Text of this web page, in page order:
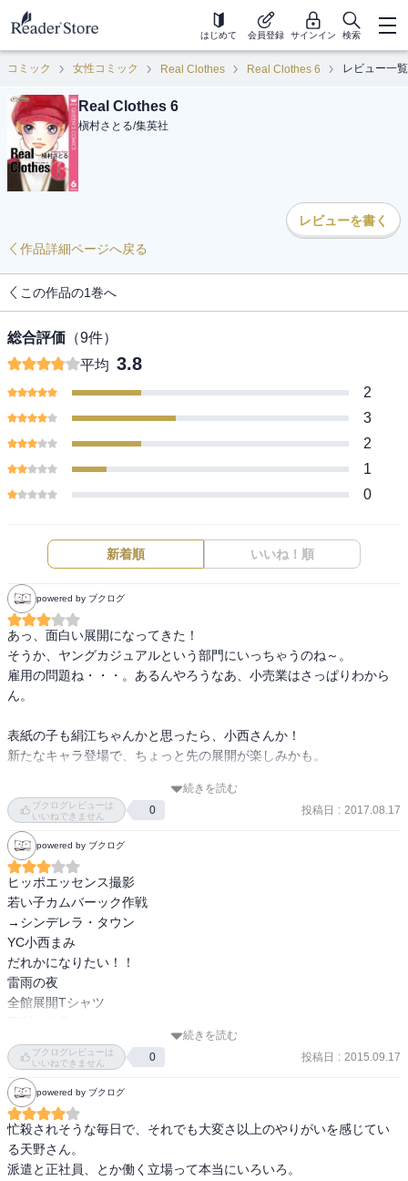
はじめて 会員登録 サインイン 検索
コミック 女性コミック Real Clothes Real Clothes 6 レビュー一覧
Real Clothes 6
槇村さとる/集英社
レビューを書く
作品詳細ページへ戻る
この作品の1巻へ
総合評価 （9件）
平均 3.8
2
3
2
1
0
新着順 いいね！順
powered by ブクログ
あっ、面白い展開になってきた！
そうか、ヤングカジュアルという部門にいっちゃうのね～。
雇用の問題ね・・・。あるんやろうなあ、小売業はさっぱりわから
ん。
表紙の子も絹江ちゃんかと思ったら、小西さんか！
新たなキャラ登場で、ちょっと先の展開が楽しみかも。
終わり方もよかったし、さっそく続きを読もうー。
私、凌さんが好きよね。
こういう自分をしっかり持ったタイプというか、曲げないタイプ、
好きやわ。
(2017.04.02)
続きを読む
ブクログレビューは
いいねできません
0 投稿日 : 2017.08.17
powered by ブクログ
ヒッポエッセンス撮影
若い子カムバーック作戦
→シンデレラ・タウン
YC小西まみ
だれかになりたい！！
雷雨の夜
全館展開Tシャツ
保健室での乱闘
続きを読む
ブクログレビューは
いいねできません
0 投稿日 : 2015.09.17
powered by ブクログ
忙殺されそうな毎日で、それでも大変さ以上のやりがいを感じてい
る天野さん。
派遣と正社員、とか働く立場って本当にいろいろ。